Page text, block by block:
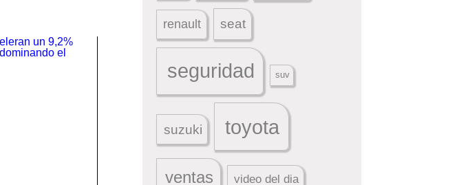
renault seat
seguridad suv
suzuki toyota
ventas video del dia